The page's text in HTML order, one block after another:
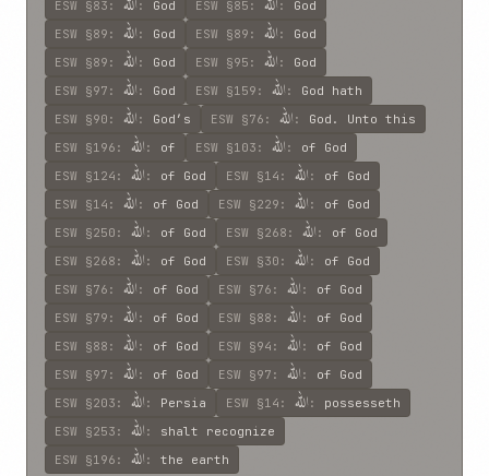
ESW §83 : : God ESW §85 : : God
ESW §89 : اللّه : God ESW §89 : اللّه : God
ESW §89 : اللّه : God ESW §95 : اللّه : God
ESW §97 : اللّه : God ESW §159 : اللّه : God hath
ESW §90 : اللّه : God’s ESW §76 : اللّه : God. Unto this
ESW §196 : اللّه : of ESW §103 : اللّه : of God
ESW §124 : اللّه : of God ESW §14 : اللّه : of God
ESW §14 : اللّه : of God ESW §229 : اللّه : of God
ESW §250 : اللّه : of God ESW §268 : اللّه : of God
ESW §268 : اللّه : of God ESW §30 : اللّه : of God
ESW §76 : اللّه : of God ESW §76 : اللّه : of God
ESW §79 : اللّه : of God ESW §88 : اللّه : of God
ESW §88 : اللّه : of God ESW §94 : اللّه : of God
ESW §97 : اللّه : of God ESW §97 : اللّه : of God
ESW §203 : اللّه : Persia ESW §14 : اللّه : possesseth
ESW §253 : اللّه : shalt recognize
ESW §196 : اللّه : the earth